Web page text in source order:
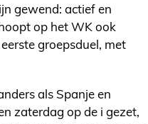
gewend: actief en
op het WK ook
groepsduel, met
als Spanje en
zaterdag op de i gezet,